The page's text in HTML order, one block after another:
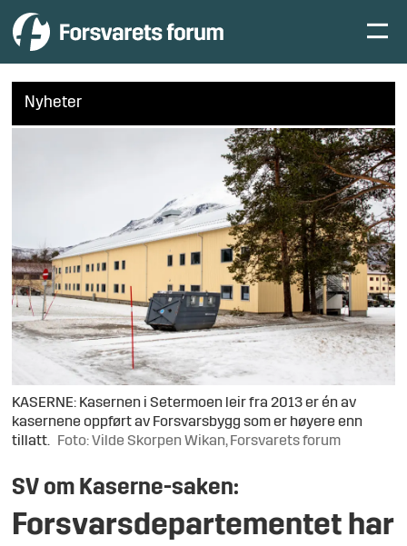
Nyheter
KASERNE: Kasernen i Setermoen leir fra 2013 er én av
kasernene oppført av Forsvarsbygg som er høyere enn
tillatt.
Foto: Vilde Skorpen Wikan, Forsvarets forum
SV om Kaserne-saken:
Forsvarsdepartementet har